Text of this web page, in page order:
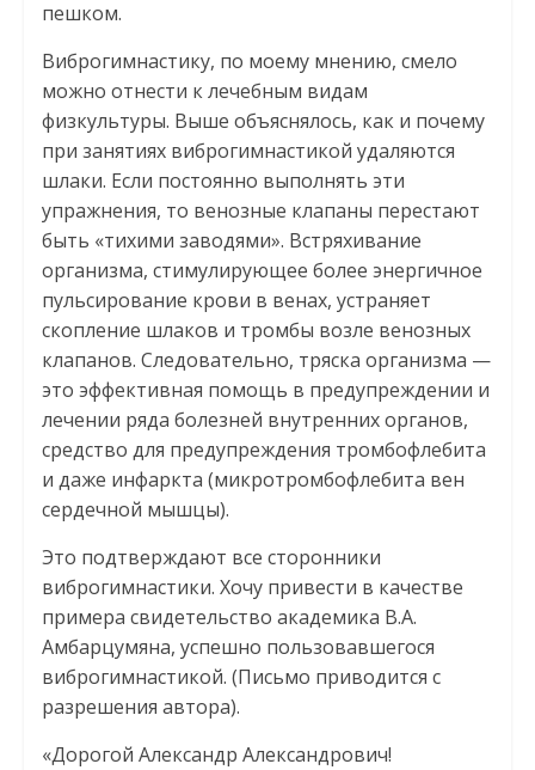
пешком.
Виброгимнастику, по моему мнению, смело
можно отнести к лечебным видам
физкультуры. Выше объяснялось, как и почему
при занятиях виброгимнастикой удаляются
шлаки. Если постоянно выполнять эти
упражнения, то венозные клапаны перестают
быть «тихими заводями». Встряхивание
организма, стимулирующее более энергичное
пульсирование крови в венах, устраняет
скопление шлаков и тромбы возле венозных
клапанов. Следовательно, тряска организма —
это эффективная помощь в предупреждении и
лечении ряда болезней внутренних органов,
средство для предупреждения тромбофлебита
и даже инфаркта (микротромбофлебита вен
сердечной мышцы).
Это подтверждают все сторонники
виброгимнастики. Хочу привести в качестве
примера свидетельство академика В.А.
Амбарцумяна, успешно пользовавшегося
виброгимнастикой. (Письмо приводится с
разрешения автора).
«Дорогой Александр Александрович!